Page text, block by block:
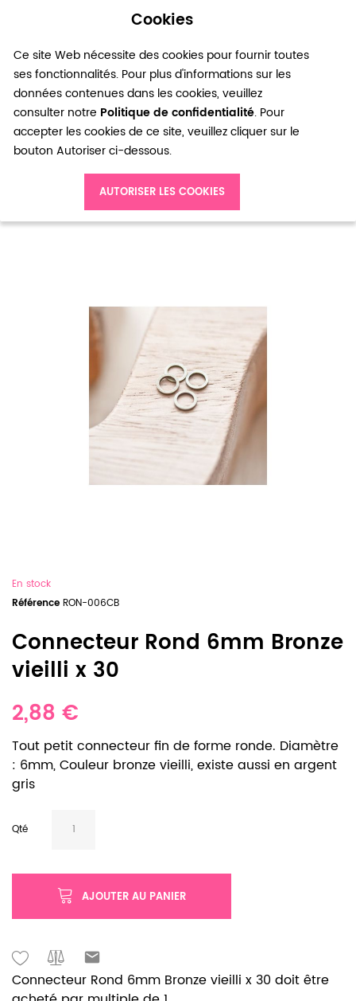
Cookies
Ce site Web nécessite des cookies pour fournir toutes
ses fonctionnalités. Pour plus d'informations sur les
données contenues dans les cookies, veuillez
consulter notre Politique de confidentialité. Pour
accepter les cookies de ce site, veuillez cliquer sur le
bouton Autoriser ci-dessous.
AUTORISER LES COOKIES
0
Connecteur Rond 6mm Bronze vieilli x 30
En stock
Référence RON-006CB
Connecteur Rond 6mm Bronze
vieilli x 30
2,88 €
Tout petit connecteur fin de forme ronde. Diamètre
: 6mm, Couleur bronze vieilli, existe aussi en argent
gris
Qté
AJOUTER AU PANIER
Connecteur Rond 6mm Bronze vieilli x 30 doit être